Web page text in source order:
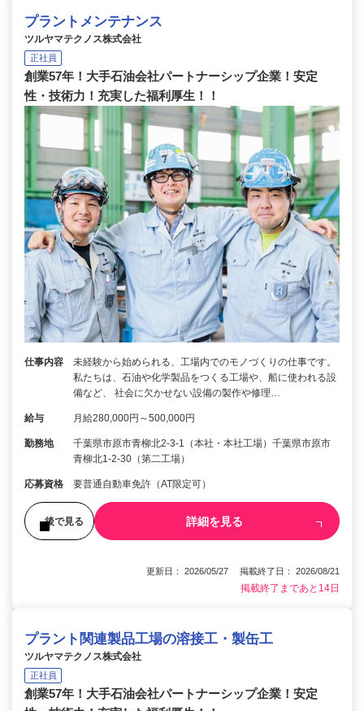
プラントメンテナンス
ツルヤマテクノス株式会社
正社員
創業57年！大手石油会社パートナーシップ企業！安定
性・技術力！充実した福利厚生！！
仕事内容
未経験から始められる、工場内でのモノづくりの仕事です。
私たちは、石油や化学製品をつくる工場や、船に使われる設
備など、 社会に欠かせない設備の製作や修理…
給与 月給280,000円～500,000円
勤務地
千葉県市原市青柳北2-3-1（本社・本社工場）千葉県市原市
青柳北1-2-30（第二工場）
応募資格 要普通自動車免許（AT限定可）
後で見る 詳細を見る
更新日： 2026/05/27 掲載終了日： 2026/08/21
掲載終了まであと14日
プラント関連製品工場の溶接工・製缶工
ツルヤマテクノス株式会社
正社員
創業57年！大手石油会社パートナーシップ企業！安定